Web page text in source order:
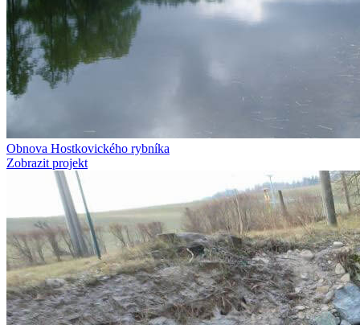
Obnova Hostkovického rybníka
Zobrazit projekt